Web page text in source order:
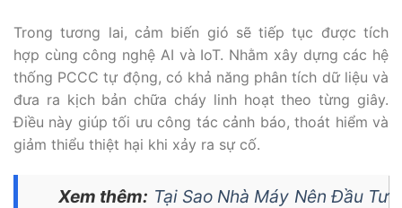
Trong tương lai, cảm biến gió sẽ tiếp tục được tích
hợp cùng công nghệ AI và IoT. Nhằm xây dựng các hệ
thống PCCC tự động, có khả năng phân tích dữ liệu và
đưa ra kịch bản chữa cháy linh hoạt theo từng giây.
Điều này giúp tối ưu công tác cảnh báo, thoát hiểm và
giảm thiểu thiệt hại khi xảy ra sự cố.
Xem thêm: Tại Sao Nhà Máy Nên Đầu Tư